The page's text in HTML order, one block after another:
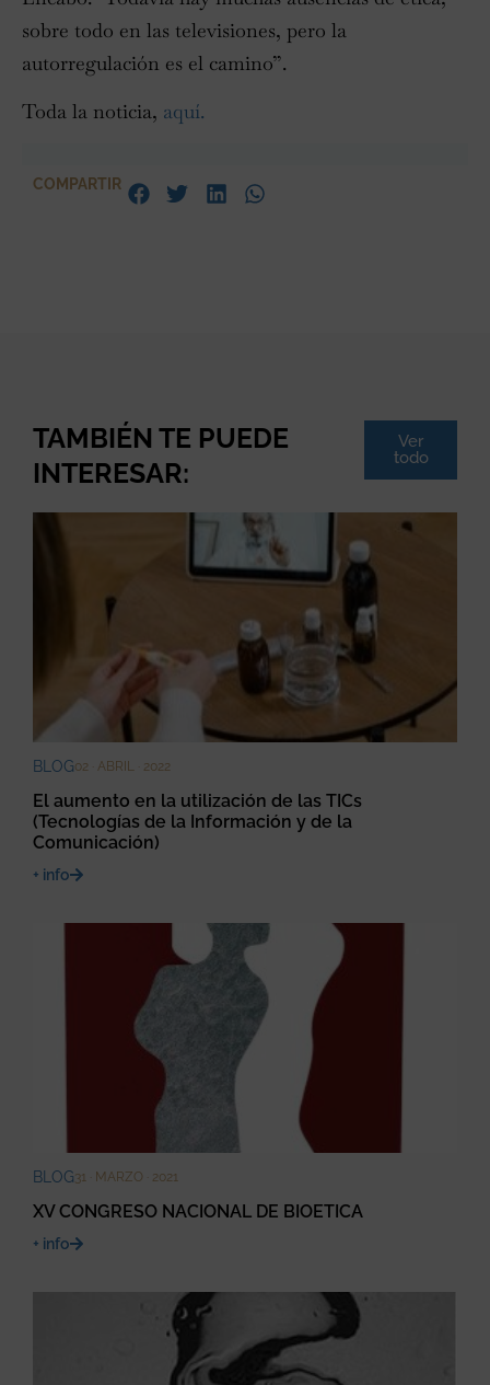
sobre todo en las televisiones, pero la
autorregulación es el camino”.
Toda la noticia, aquí.
COMPARTIR
TAMBIÉN TE PUEDE
INTERESAR:
Ver
todo
BLOG02 · ABRIL · 2022
El aumento en la utilización de las TICs
(Tecnologías de la Información y de la
Comunicación)
+ info
BLOG 31 · MARZO · 2021
XV CONGRESO NACIONAL DE BIOETICA
+ info